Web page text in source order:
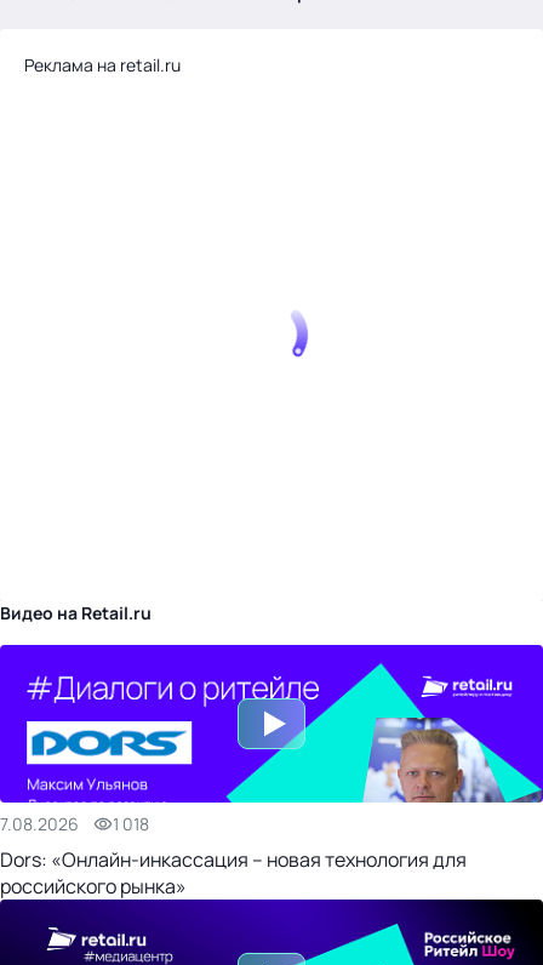
Реклама на retail.ru
Видео на Retail.ru
7.08.2026 1 018
Dors: «Онлайн-инкассация – новая технология для
российского рынка»